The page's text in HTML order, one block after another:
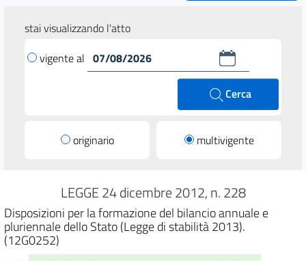
stai visualizzando l'atto
vigente al
Cerca
originario multivigente
LEGGE 24 dicembre 2012, n. 228
Disposizioni per la formazione del bilancio annuale e
pluriennale dello Stato (Legge di stabilità 2013).
(12G0252)